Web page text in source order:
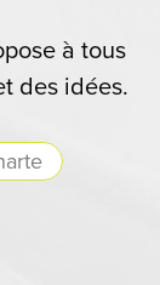
à tous
des idées.